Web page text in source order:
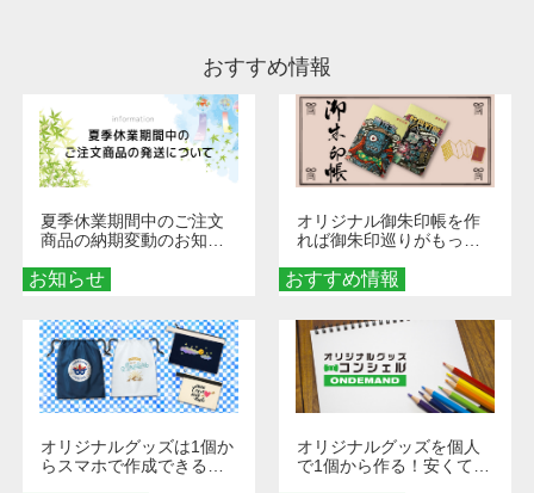
おすすめ情報
お知らせ
夏季休業期間中のご注文
商品の納期変動のお知ら
おすすめ情報
オリジナル御朱印帳を作
れば御朱印巡りがもっと
ダーメイドする魅力と選
び方
オリジナルグッズは1個か
らスマホで作成できる！
オリジナルグッズを個人
で1個から作る！安くて簡